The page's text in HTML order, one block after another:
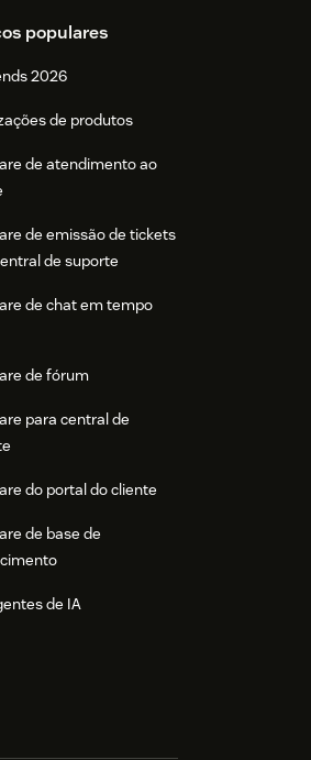
populares
2026
de produtos
de atendimento ao
de emissão de tickets
de suporte
de chat em tempo
de fórum
para central de
do portal do cliente
de base de
de IA